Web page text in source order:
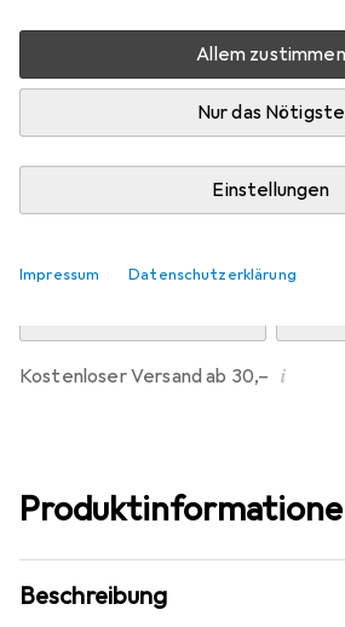
Allem zustimmen
Nur das Nötigste
Einstellungen
Impressum Datenschutzerklärung
Di, 11.8. geliefert
Mehr als 10 Stück an Lager beim
Lieferort angeben für genaue
Kostenloser Versand ab 30,– i
Beschreibung